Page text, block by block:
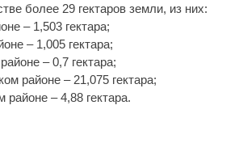
более 29 гектаров земли, из них:
– 1,503 гектара;
– 1,005 гектара;
– 0,7 гектара;
районе – 21,075 гектара;
– 4,88 гектара.